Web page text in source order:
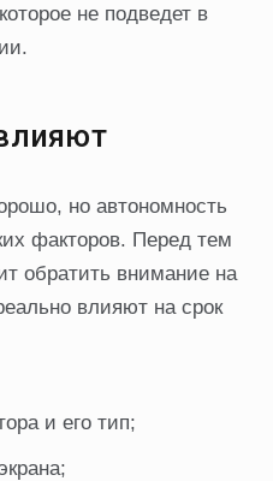
не подведет в
но автономность
факторов. Перед тем
обратить внимание на
влияют на срок
и его тип;